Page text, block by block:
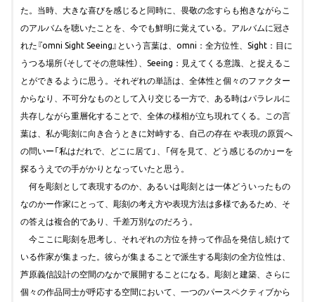
た。当時、大きな喜びを感じると同時に、畏敬の念すらも抱きながらこ
のアルバムを聴いたことを、今でも鮮明に覚えている。アルバムに冠さ
れた『omni Sight Seeing』という言葉は、omni：全方位性、Sight：目に
うつる場所（そしてその意味性）、Seeing：見えてくる意識、と捉えるこ
とができるように思う。それぞれの単語は、全体性と個々のファクター
からなり、不可分なものとして入り交じる一方で、ある時はパラレルに
共存しながら重層化することで、全体の様相が立ち現れてくる。この言
葉は、私が彫刻に向き合うときに対峙する、自己の存在 や表現の原質へ
の問いー「私はだれで、どこに居て」、「何を見て、どう感じるのか」ーを
探るうえでの手がかりとなっていたと思う。
何を彫刻として表現するのか、あるいは彫刻とは一体どういったもの
なのかー作家にとって、彫刻の考え方や表現方法は多様であるため、そ
の答えは複合的であり、千差万別なのだろう。
今ここに彫刻を思考し、それぞれの方位を持って作品を発信し続けて
いる作家が集まった。彼らが集まることで派生する彫刻の全方位性は、
芦原義信設計の空間のなかで展開することになる。彫刻と建築、さらに
個々の作品同士が呼応する空間において、一つのパースペクティブから